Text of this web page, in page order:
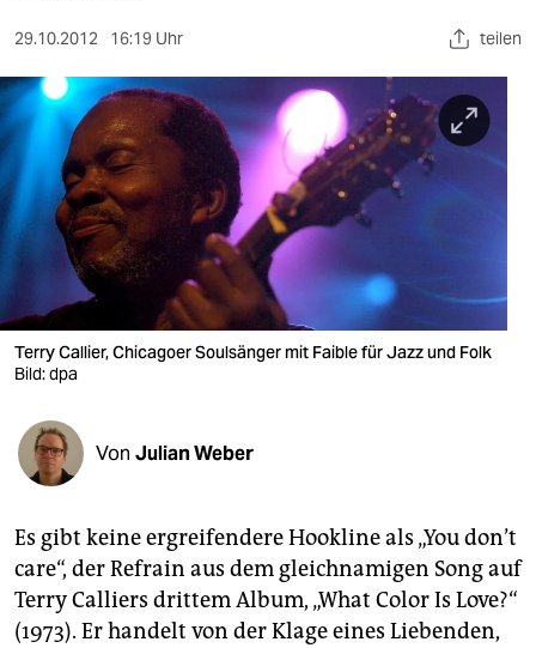
kultur
sport
berlin
nord
wahrheit
verlag
verlag
shop
fragen & hilfe
unterstützen
abo
genossenschaft
29.10.2012 16:19 Uhr teilen
Terry Callier, Chicagoer Soulsänger mit Faible für Jazz und Folk
Bild: dpa
Von Julian Weber
Es gibt keine ergreifendere Hookline als „You don’t
care“, der Refrain aus dem gleichnamigen Song auf
Terry Calliers drittem Album, „What Color Is Love?“
(1973). Er handelt von der Klage eines Liebenden,